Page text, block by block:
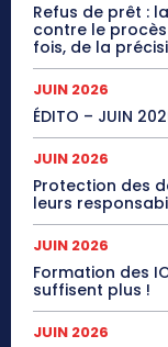
Refus de prêt :
contre le
fois, de la
JUIN 2026
ÉDITO – JUIN
JUIN 2026
Protection des
leurs
JUIN 2026
Formation des
suffisent plus !
JUIN 2026